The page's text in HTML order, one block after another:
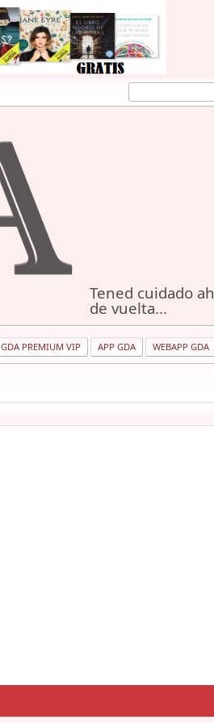
Tened cuidado
de vuelta...
GDA PREMIUM VIP APP GDA WEBAPP GDA